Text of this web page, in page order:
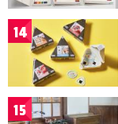
14
15